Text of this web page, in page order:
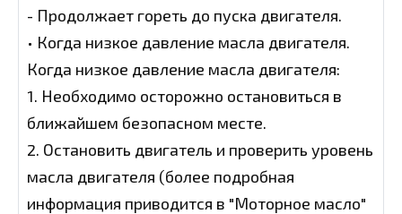
- Продолжает гореть до пуска двигателя.
• Когда низкое давление масла двигателя.
Когда низкое давление масла двигателя:
1. Необходимо осторожно остановиться в
ближайшем безопасном месте.
2. Остановить двигатель и проверить уровень
масла двигателя (более подробная
информация приводится в "Моторное масло"